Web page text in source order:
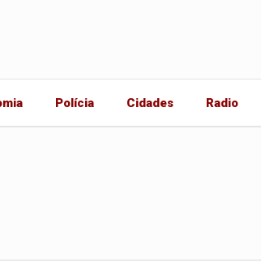
Polícia Cidades Radio